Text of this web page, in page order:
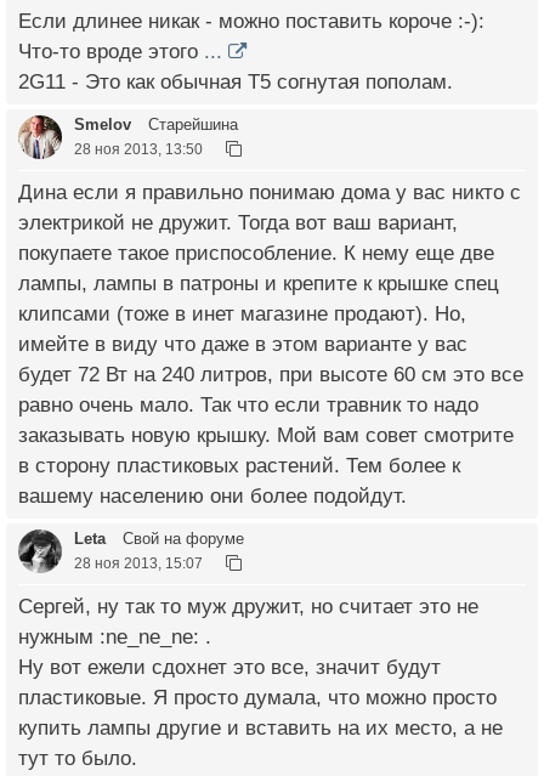
Если длинее никак - можно поставить короче :-):
Что-то вроде этого ...
2G11 - Это как обычная Т5 согнутая пополам.
Smelov Старейшина
28 ноя 2013, 13:50
Дина если я правильно понимаю дома у вас никто с
электрикой не дружит. Тогда вот ваш вариант,
покупаете такое приспособление. К нему еще две
лампы, лампы в патроны и крепите к крышке спец
клипсами (тоже в инет магазине продают). Но,
имейте в виду что даже в этом варианте у вас
будет 72 Вт на 240 литров, при высоте 60 см это все
равно очень мало. Так что если травник то надо
заказывать новую крышку. Мой вам совет смотрите
в сторону пластиковых растений. Тем более к
вашему населению они более подойдут.
Leta Свой на форуме
28 ноя 2013, 15:07
Сергей, ну так то муж дружит, но считает это не
нужным :ne_ne_ne: .
Ну вот ежели сдохнет это все, значит будут
пластиковые. Я просто думала, что можно просто
купить лампы другие и вставить на их место, а не
тут то было.